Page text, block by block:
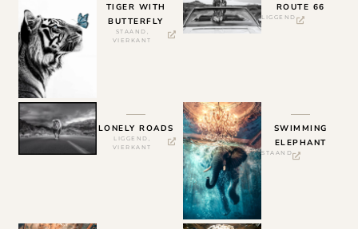
TIGER WITH
BUTTERFLY
STAAND
VIERKANT
ROUTE 66
LIGGEND
LONELY ROADS
LIGGEND
VIERKANT
SWIMMING
ELEPHANT
STAAND